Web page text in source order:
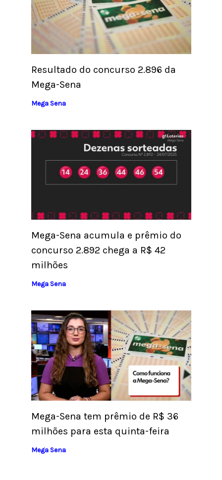
Resultado do concurso 2.896 da
Mega-Sena
Mega Sena
Mega-Sena acumula e prêmio do
concurso 2.892 chega a R$ 42
milhões
Mega Sena
Mega-Sena tem prêmio de R$ 36
milhões para esta quinta-feira
Mega Sena